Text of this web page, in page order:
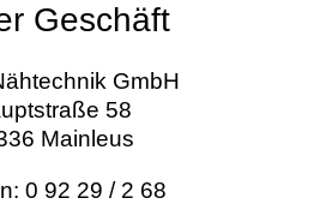
Geschäft
GmbH
58
Mainleus
0 92 29 / 2 68